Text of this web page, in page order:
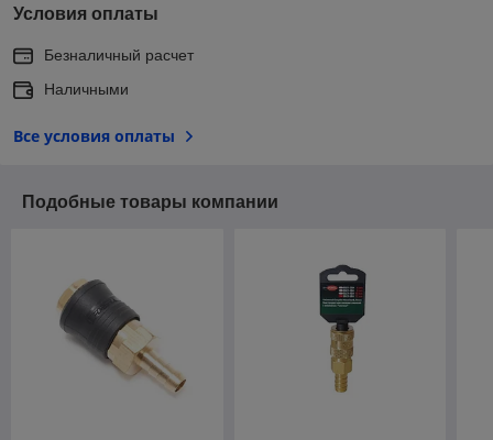
Условия оплаты
Безналичный расчет
Наличными
Все условия оплаты
Подобные товары компании